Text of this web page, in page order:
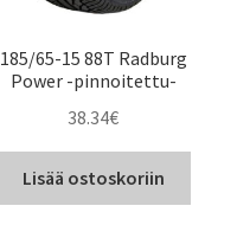
185/65-15 88T Radburg
Power -pinnoitettu-
38.34€
Lisää ostoskoriin